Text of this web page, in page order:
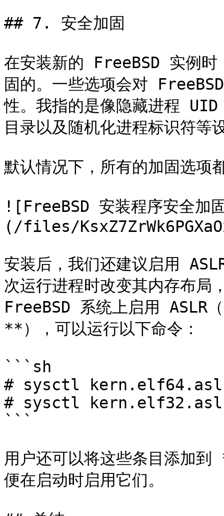
## 7. 安全加固
在安装新的 FreeBSD 实例时
固的。一些选项会对
性。我指的是像隐藏进程
目录以及随机化进程标识符等
默认情况下，所有的加固选项
![FreeBSD 安装程序安全加
(/files/
安装后，我们还建议启用
次运行进程时改变其内存布局
FreeBSD 系统上启用 ASLR
**），可以运行以下命令：
```sh
# sysctl
# sysctl
```
用户还可以将这些条目添
便在启动时启用它们。